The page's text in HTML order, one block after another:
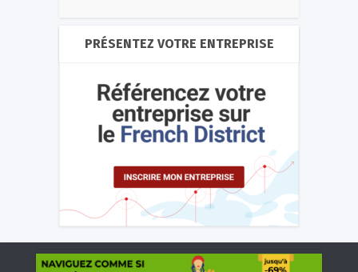
PRÉSENTEZ VOTRE ENTREPRISE